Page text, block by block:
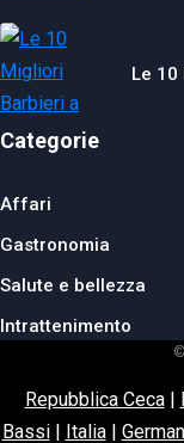
Le
Categorie
Affari
Gastronomia
Salute e bellezza
Intrattenimento
Repubblica Ceca|
Bassi| Italia|